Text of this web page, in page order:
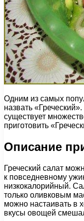
Одним из самых
назвать
существует
приготовить
Описание
Греческий салат
к повседневному
низкокалорийный.
только оливковым
можно настаивать в
вкусы овощей